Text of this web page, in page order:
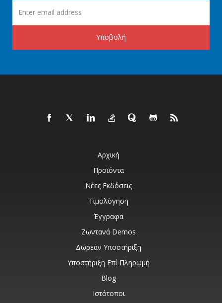
Υποβολή
Αρχική
Προϊόντα
Νέες Εκδόσεις
Τιμολόγηση
Έγγραφα
Ζωντανά Demos
Δωρεάν Υποστήριξη
Υποστήριξη Επί Πληρωμή
Blog
Ιστότοποι